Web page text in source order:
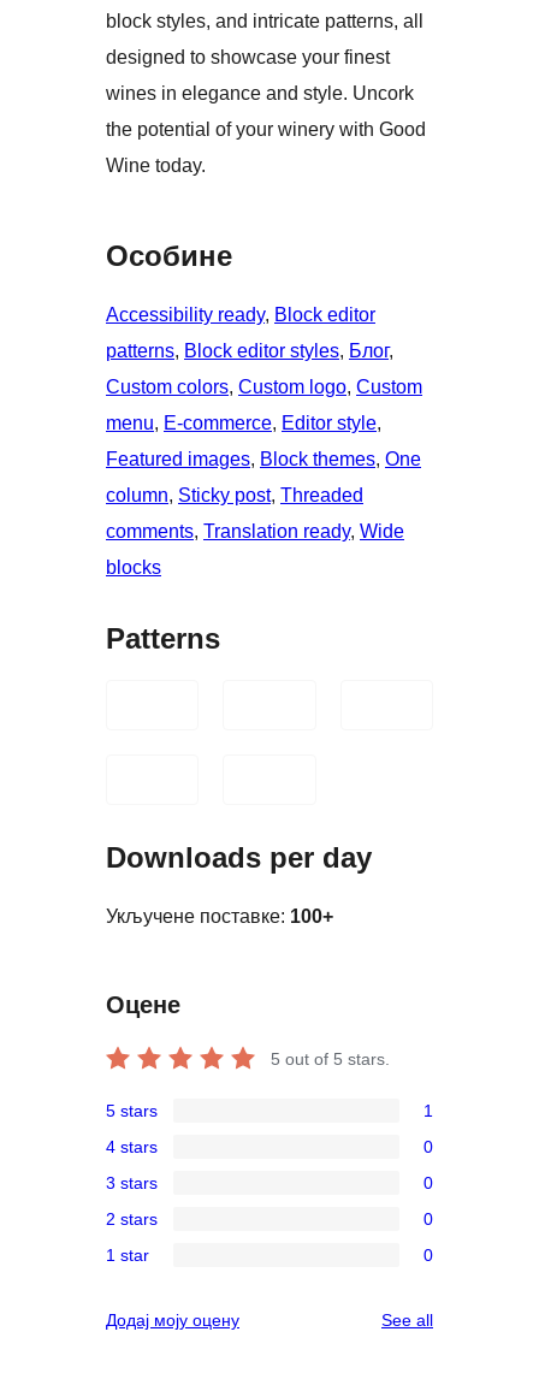
block styles, and intricate patterns, all
designed to showcase your finest
wines in elegance and style. Uncork
the potential of your winery with Good
Wine today.
Особине
Accessibility ready, Block editor
patterns, Block editor styles, Блог
Custom colors, Custom logo, Custom
menu, E-commerce, Editor style
Featured images, Block themes, One
column, Sticky post, Threaded
comments, Translation ready, Wide
blocks
Patterns
Downloads per day
Укључене поставке: 100+
Оцене
5 out of 5 stars.
5-
star
review
5 stars 1
4-
star
reviews
4 stars 0
3-
star
3 stars 0
2-
reviews
2 stars 0
star
1 star 0
Додај моју оцену See allreviews